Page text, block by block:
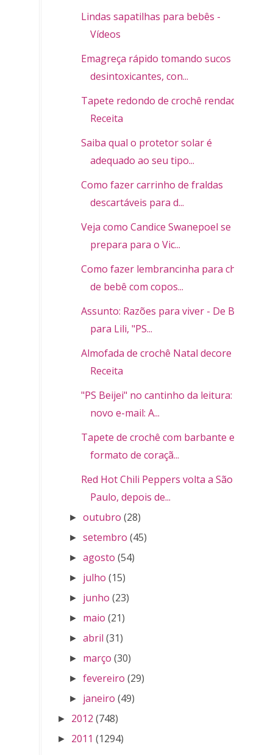
Lindas sapatilhas para bebês -
Vídeos
Emagreça rápido tomando sucos
desintoxicantes, con...
Tapete redondo de crochê rendado -
Receita
Saiba qual o protetor solar é
adequado ao seu tipo...
Como fazer carrinho de fraldas
descartáveis para d...
Veja como Candice Swanepoel se
prepara para o Vic...
Como fazer lembrancinha para chá
de bebê com copos...
Assunto: Razões para viver - De Bia
para Lili, "PS...
Almofada de crochê Natal decore -
Receita
"PS Beijei" no cantinho da leitura:
novo e-mail: A...
Tapete de crochê com barbante em
formato de coraçã...
Red Hot Chili Peppers volta a São
Paulo, depois de...
►outubro (28)
►setembro (45)
►agosto (54)
► julho (15)
► junho (23)
► maio (21)
►abril (31)
► março (30)
►fevereiro (29)
► janeiro (49)
► 2012 (748)
► 2011 (1294)